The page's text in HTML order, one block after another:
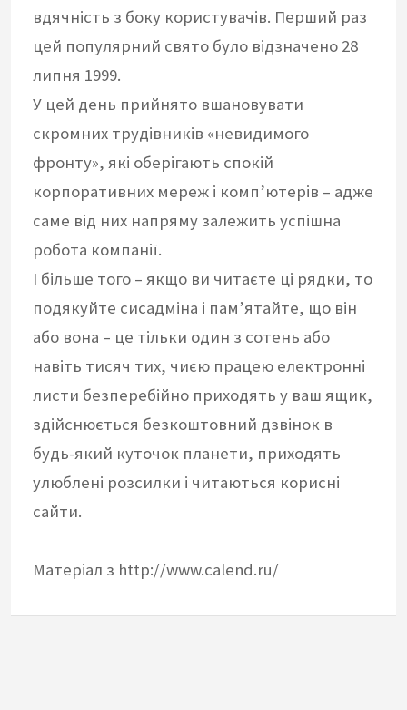
вдячність з боку користувачів. Перший раз
цей популярний свято було відзначено 28
липня 1999.
У цей день прийнято вшановувати
скромних трудівників «невидимого
фронту», які оберігають спокій
корпоративних мереж і комп’ютерів – адже
саме від них напряму залежить успішна
робота компанії.
І більше того – якщо ви читаєте ці рядки, то
подякуйте сисадміна і пам’ятайте, що він
або вона – це тільки один з сотень або
навіть тисяч тих, чиєю працею електронні
листи безперебійно приходять у ваш ящик,
здійснюється безкоштовний дзвінок в
будь-який куточок планети, приходять
улюблені розсилки і читаються корисні
сайти.
Матеріал з http://www.calend.ru/